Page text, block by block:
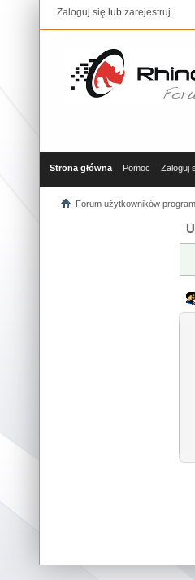
Zaloguj się lub zarejestruj.
Strona główna Pomoc Zaloguj
Forum użytkowników